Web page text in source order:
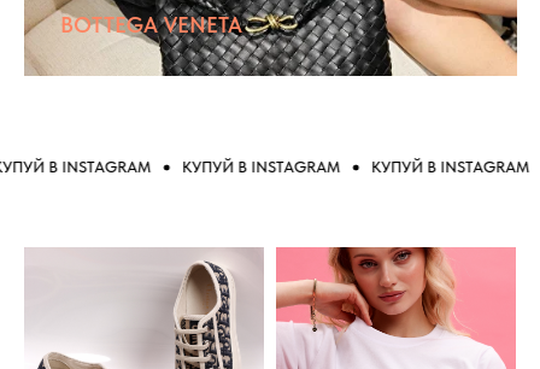
BOTTEGA VENETA
В INSTAGRAM КУПУЙ В INSTAGRAM КУПУЙ В INSTAGRAM